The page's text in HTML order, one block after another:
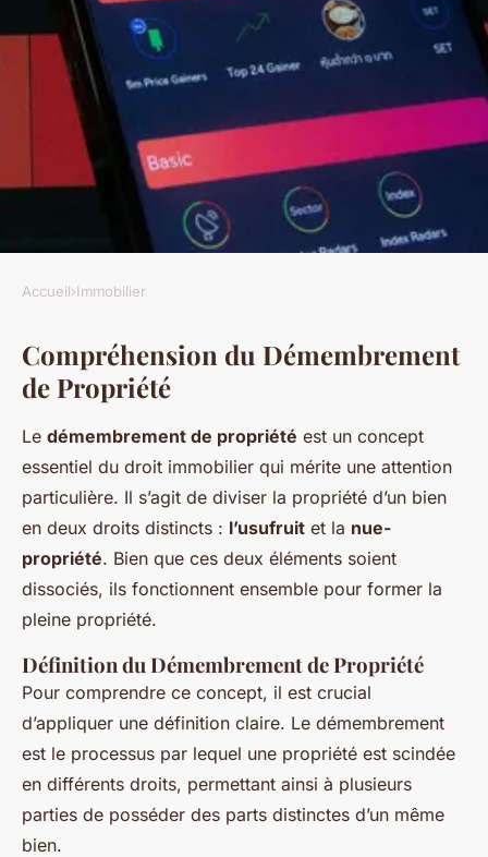
Tout Comprendre sur le
Démembrement de Propriété:
Le Guide Ultime
Antoine • 9 mars 2025 6 min de lecture
Accueil›Immobilier
Compréhension du Démembrement
de Propriété
Le démembrement de propriété est un concept
essentiel du droit immobilier qui mérite une attention
particulière. Il s’agit de diviser la propriété d’un bien
en deux droits distincts : l’usufruit et la nue-
propriété. Bien que ces deux éléments soient
dissociés, ils fonctionnent ensemble pour former la
pleine propriété.
Définition du Démembrement de Propriété
Pour comprendre ce concept, il est crucial
d’appliquer une définition claire. Le démembrement
est le processus par lequel une propriété est scindée
en différents droits, permettant ainsi à plusieurs
parties de posséder des parts distinctes d’un même
bien.